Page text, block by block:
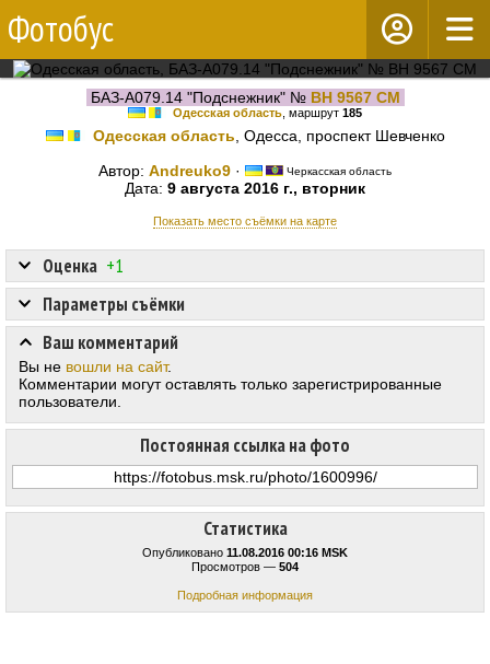
Фотобус
БАЗ-А079.14 "Подснежник" № BH 9567 CM
Одесская область , маршрут 185
Одесская область , Одесса, проспект Шевченко
Автор: Andreuko9 · Черкасская область
Дата: 9 августа 2016 г., вторник
Показать место съёмки на карте
Статистика
Опубликовано 11.08.2016 00:16 MSK
Просмотров — 504
Подробная информация
Оценка +1
Постоянная ссылка на фото
Параметры съёмки
Ваш комментарий
Вы не вошли на сайт.
Комментарии могут оставлять только зарегистрированные
пользователи.